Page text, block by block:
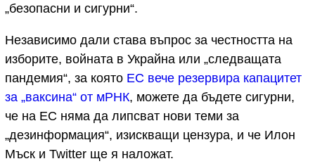
„безопасни и сигурни“.
Независимо дали става въпрос за честността на
изборите, войната в Украйна или „следващата
пандемия“, за която ЕС вече резервира капацитет
за „ваксина“ от мРНК, можете да бъдете сигурни,
че на ЕС няма да липсват нови теми за
„дезинформация“, изискващи цензура, и че Илон
Мъск и Twitter ще я наложат.